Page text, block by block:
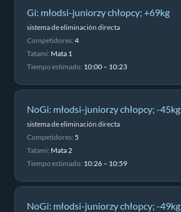
Gi: młodsi-juniorzy chłopcy; +69kg
sistema de eliminación directa
Competidores: 4
Tatami: Mata 1
Tiempo estimado: 10:00 – 10:23
NoGi: młodsi-juniorzy chłopcy; -45kg
sistema de eliminación directa
Competidores: 5
Tatami: Mata 2
Tiempo estimado: 10:26 – 10:59
NoGi: młodsi-juniorzy chłopcy; -49kg